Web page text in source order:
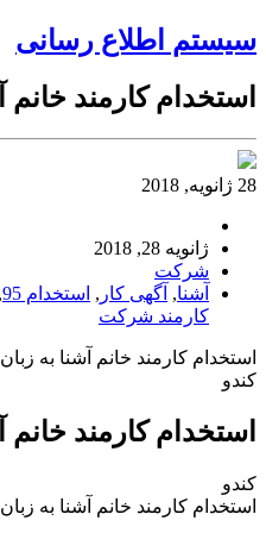
سیستم اطلاع رسانی
استخدام کارمند
28 ژانویه, 2018
ژانویه 28, 2018
شرکت
آشنا, آگهی کار , استخدام 95 ,
کارمند شرکت
استخدام کارمند خانم آشنا به
کندو
استخدام کارمند
کندو
استخدام کارمند خانم آشنا به